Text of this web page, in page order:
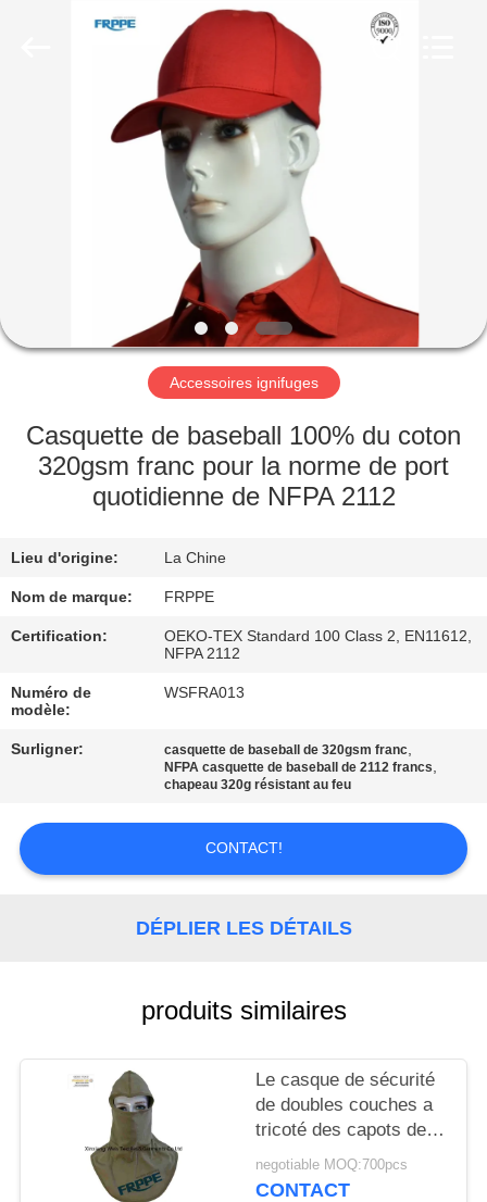
MAISON
DE
NOUS
VISITE
D'USINE
DE
QUALITÉ
NOUS
DEMANDEZ
CITATION
PRIVACY
POLICY
Accessoires ignifuges
Casquette de baseball 100% du coton
320gsm franc pour la norme de port
quotidienne de NFPA 2112
Lieu d'origine: La Chine
Nom de marque: FRPPE
Certification:
OEKO-TEX Standard 100 Class 2, EN11612,
NFPA 2112
Numéro de
modèle:
WSFRA013
Surligner: casquette de baseball de 320gsm franc,
NFPA casquette de baseball de 2112 francs,
chapeau 320g résistant au feu
CONTACT!
DÉPLIER LES DÉTAILS
produits similaires
Le casque de sécurité
de doubles couches a
tricoté des capots de
FRC pour des
soudeuses
negotiable MOQ:700pcs
CONTACT